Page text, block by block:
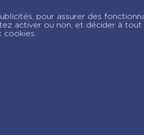
la 6e
pour assurer des
activer ou non, et décider à
cookies